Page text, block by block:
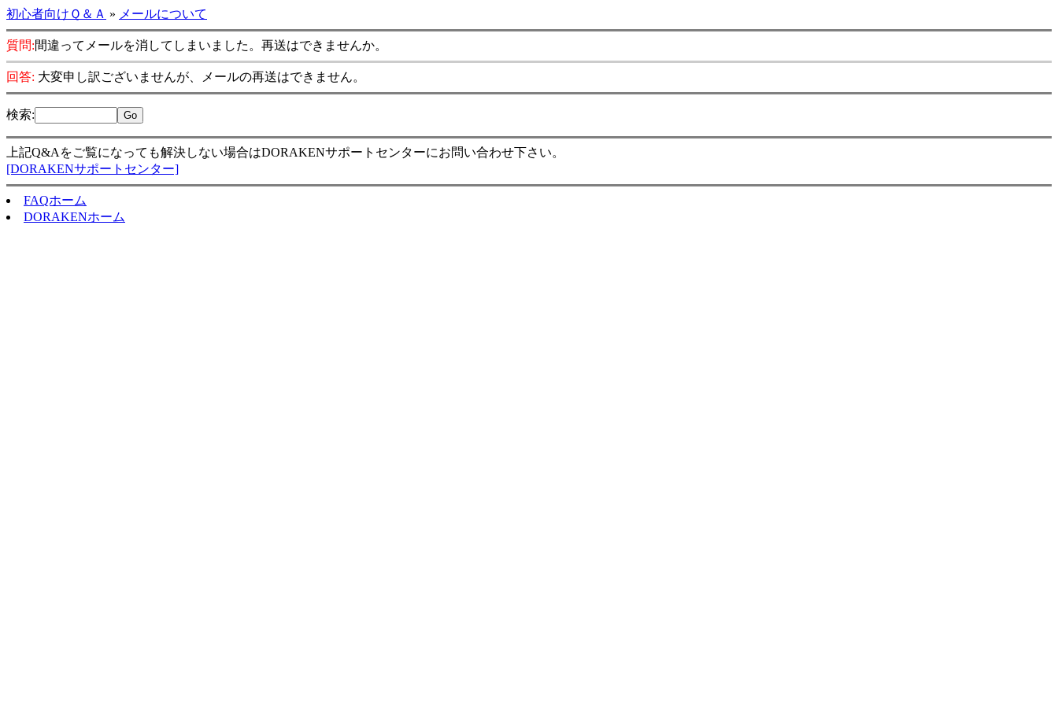
初心者向けＱ＆Ａ » メールについて
質問:間違ってメールを消してしまいました。再送はできませんか。
回答: 大変申し訳ございませんが、メールの再送はできません。
検索:
上記Q&Aをご覧になっても解決しない場合はDORAKENサポートセンターにお問い合わせ下さい。
[DORAKENサポートセンター]
FAQホーム
DORAKENホーム